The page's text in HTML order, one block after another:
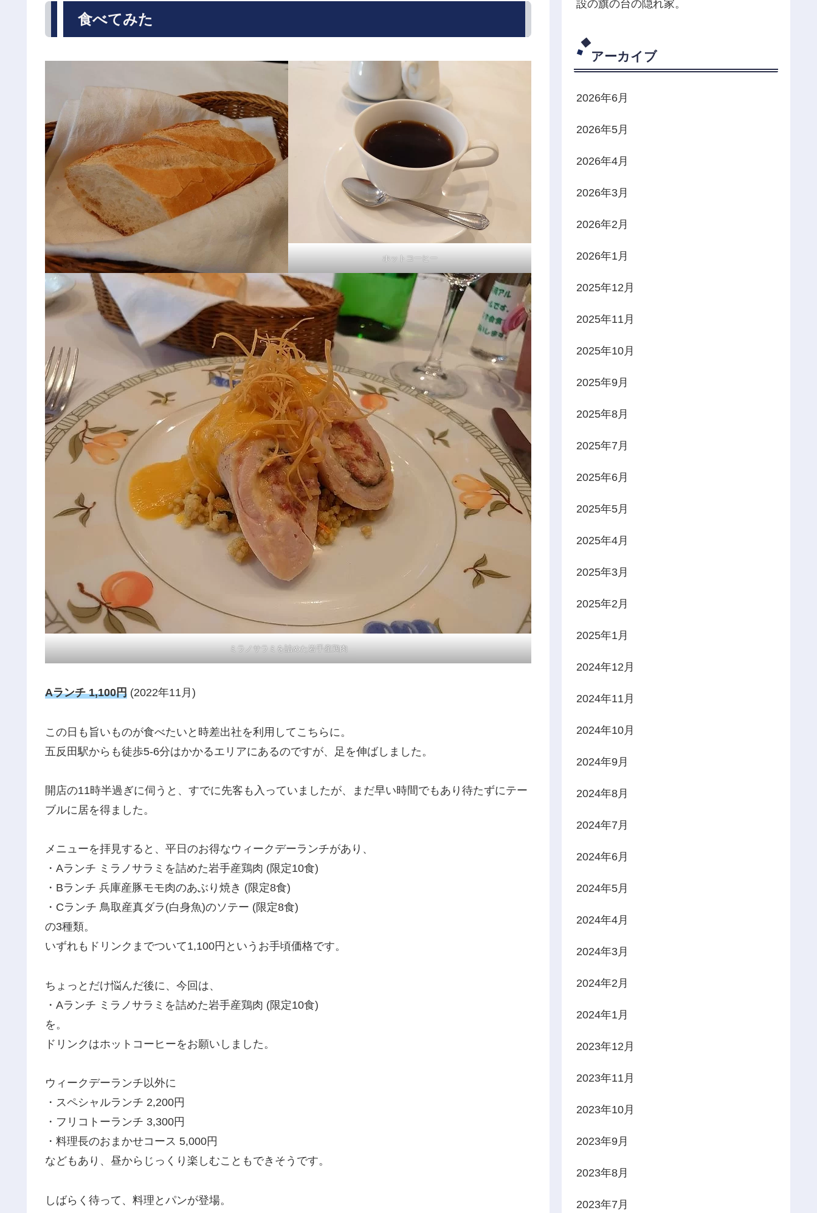
食べてみた
ホットコーヒー
ミラノサラミを詰めた岩手産鶏肉
Aランチ 1,100円 (2022年11月)
この日も旨いものが食べたいと時差出社を利用してこちらに。
五反田駅からも徒歩5-6分はかかるエリアにあるのですが、足を伸ばしました。
開店の11時半過ぎに伺うと、すでに先客も入っていましたが、まだ早い時間でもあり待たずにテー
ブルに居を得ました。
メニューを拝見すると、平日のお得なウィークデーランチがあり、
・Aランチ ミラノサラミを詰めた岩手産鶏肉 (限定10食)
・Bランチ 兵庫産豚モモ肉のあぶり焼き (限定8食)
・Cランチ 鳥取産真ダラ(白身魚)のソテー (限定8食)
の3種類。
いずれもドリンクまでついて1,100円というお手頃価格です。
ちょっとだけ悩んだ後に、今回は、
・Aランチ ミラノサラミを詰めた岩手産鶏肉 (限定10食)
を。
ドリンクはホットコーヒーをお願いしました。
ウィークデーランチ以外に
・スペシャルランチ 2,200円
・フリコトーランチ 3,300円
・料理長のおまかせコース 5,000円
などもあり、昼からじっくり楽しむこともできそうです。
しばらく待って、料理とパンが登場。
設の旗の台の隠れ家。
アーカイブ
2026年6月
2026年5月
2026年4月
2026年3月
2026年2月
2026年1月
2025年12月
2025年11月
2025年10月
2025年9月
2025年8月
2025年7月
2025年6月
2025年5月
2025年4月
2025年3月
2025年2月
2025年1月
2024年12月
2024年11月
2024年10月
2024年9月
2024年8月
2024年7月
2024年6月
2024年5月
2024年4月
2024年3月
2024年2月
2024年1月
2023年12月
2023年11月
2023年10月
2023年9月
2023年8月
2023年7月